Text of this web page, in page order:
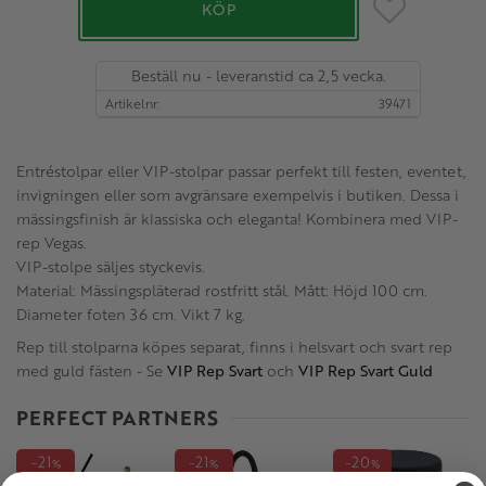
KÖP
Beställ nu - leveranstid ca 2,5 vecka.
Artikelnr 39471
Entréstolpar eller VIP-stolpar passar perfekt till festen, eventet,
invigningen eller som avgränsare exempelvis i butiken. Dessa i
mässingsfinish är klassiska och eleganta! Kombinera med VIP-
rep Vegas.
VIP-stolpe säljes styckevis.
Material: Mässingspläterad rostfritt stål. Mått: Höjd 100 cm.
Diameter foten 36 cm. Vikt 7 kg.
Rep till stolparna köpes separat, finns i helsvart och svart rep
med guld fästen - Se VIP Rep Svart och VIP Rep Svart Guld
PERFECT PARTNERS
21% 21% 20%